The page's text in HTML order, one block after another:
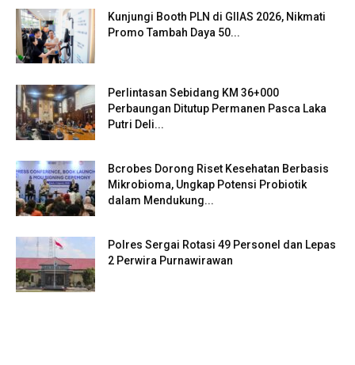
Kunjungi Booth PLN di GIIAS 2026, Nikmati
Promo Tambah Daya 50...
Perlintasan Sebidang KM 36+000
Perbaungan Ditutup Permanen Pasca Laka
Putri Deli...
Bcrobes Dorong Riset Kesehatan Berbasis
Mikrobioma, Ungkap Potensi Probiotik
dalam Mendukung...
Polres Sergai Rotasi 49 Personel dan Lepas
2 Perwira Purnawirawan